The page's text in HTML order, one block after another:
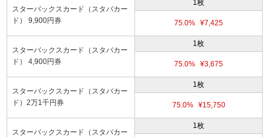
スターバックスカード（スタバカー
ド） 9,900円券
1枚
75.0% ¥7,425
スターバックスカード（スタバカー
ド） 4,900円券
1枚
75.0% ¥3,675
スターバックスカード（スタバカー
ド）2万1千円券
1枚
75.0% ¥15,750
スターバックスカード（スタバカー
1枚